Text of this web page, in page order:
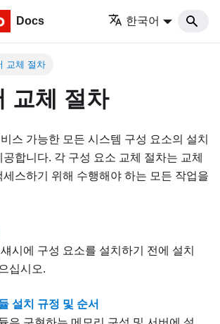
Docs 한국어
교체 절차
교체 절차
스 가능한 모든 시스템 구성 요소의 설치
합니다. 각 구성 요소 교체 절차는 교체
세스하기 위해 수행해야 하는 모든 작업을
시에 구성 요소를 설치하기 전에 설치
십시오.
설치 규정 및 순서